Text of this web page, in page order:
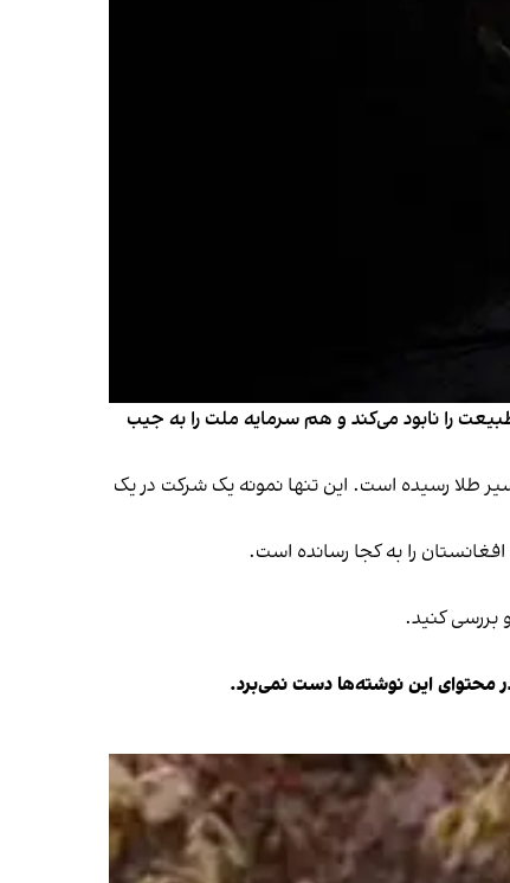
را نابود می‌کند و هم سرمایه ملت را به جیب
حاصل یک‌ساله یک شرکت، پس از آب‌گرفتن معدن، به ۹۶ سیر طلا رسیده که میان چهار شریک تقسیم شده و به هر نفر ۲۴ سیر طلا رسیده است. این تنها نمونه یک شرکت در یک
را به کجا رسانده است.
بررسی کنید.
محتوای این نوشته‌ها دست نمی‌برد.